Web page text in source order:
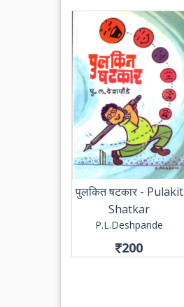
पुलकित षटकार - Pulakit
Shatkar
P.L.Deshpande
200